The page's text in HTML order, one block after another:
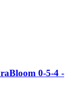
0-5-4 -